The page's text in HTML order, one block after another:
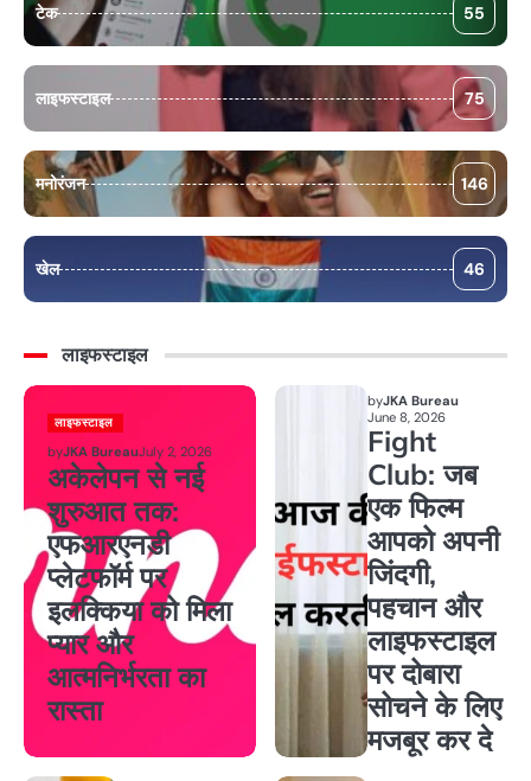
टेक 55
लाइफस्टाइल 75
मनोरंजन 146
खेल 46
लाइफस्टाइल
लाइफस्टाइल
byJKA BureauJuly 2, 2026
अकेलेपन से नई
शुरुआत तक:
एफआरएनडी
प्लेटफॉर्म पर
इलक्किया को मिला
प्यार और
आत्मनिर्भरता का
रास्ता
byJKA Bureau
June 8, 2026
Fight
Club: जब
एक फिल्म
आपको अपनी
जिंदगी,
पहचान और
लाइफस्टाइल
पर दोबारा
सोचने के लिए
मजबूर कर दे